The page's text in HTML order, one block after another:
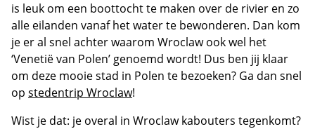
is leuk om een boottocht te maken over de rivier en zo
alle eilanden vanaf het water te bewonderen. Dan kom
je er al snel achter waarom Wroclaw ook wel het
‘Venetië van Polen’ genoemd wordt! Dus ben jij klaar
om deze mooie stad in Polen te bezoeken? Ga dan snel
op stedentrip Wroclaw!
Wist je dat: je overal in Wroclaw kabouters tegenkomt?